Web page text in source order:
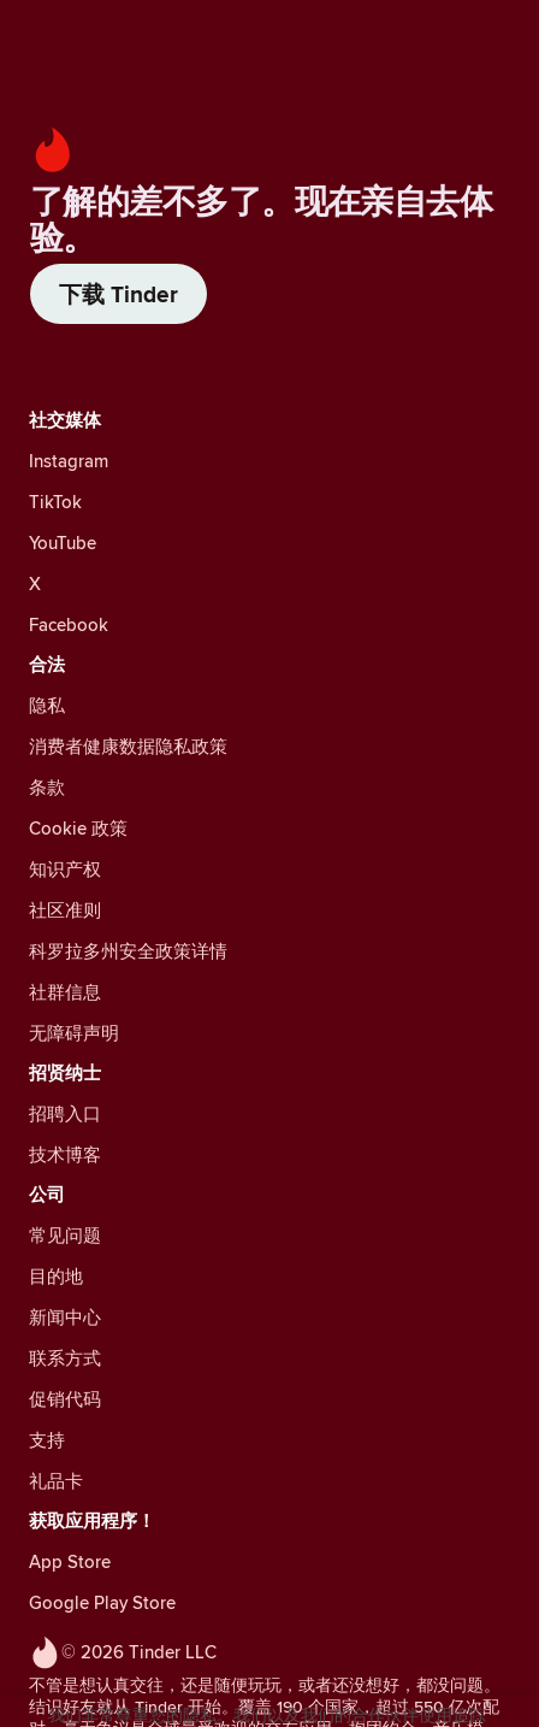
了解的差不多了。现在亲自去体
验。
下载 Tinder
© 2026 Tinder LLC
不管是想认真交往，还是随便玩玩，或者还没想好，都没问题。
结识好友就从 Tinder 开始。覆盖 190 个国家，超过 550 亿次配
社交媒体
Instagram
TikTok
YouTube
X
Facebook
合法
隐私
消费者健康数据隐私政策
条款
Cookie 政策
知识产权
社区准则
科罗拉多州安全政策详情
社群信息
无障碍声明
招贤纳士
招聘入口
技术博客
公司
常见问题
目的地
新闻中心
联系方式
促销代码
支持
礼品卡
获取应用程序！
App Store
Google Play Store
我们非常尊重您的隐私。我们以及我们的合作伙伴使用追踪